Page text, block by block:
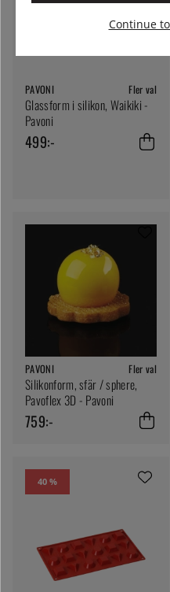
PAVONI Fler val
Glassform i silikon, Waikiki -
Pavoni
499:-
PAVONI Fler val
Silikonform, sfär / sphere,
Pavoflex 3D - Pavoni
759:-
40 %
Continue